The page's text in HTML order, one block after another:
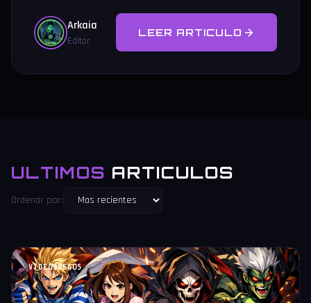
Arkaia
Editor
LEER ARTICULO
ULTIMOS ARTICULOS
Ordenar por:
VIDEOJUEGOS